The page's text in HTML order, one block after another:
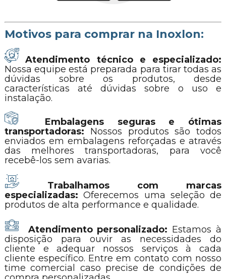
Motivos para comprar na Inoxlon:
Atendimento técnico e especializado:
Nossa equipe está preparada para tirar todas as
dúvidas sobre os produtos, desde
características até dúvidas sobre o uso e
instalação.
Embalagens seguras e ótimas
transportadoras: Nossos produtos são todos
enviados em embalagens reforçadas e através
das melhores transportadoras, para você
recebê-los sem avarias.
Trabalhamos com marcas
especializadas:Oferecemos uma seleção de
produtos de alta performance e qualidade.
Atendimento personalizado: Estamos à
disposição para ouvir as necessidades do
cliente e adequar nossos serviços à cada
cliente específico. Entre em contato com nosso
time comercial caso precise de condições de